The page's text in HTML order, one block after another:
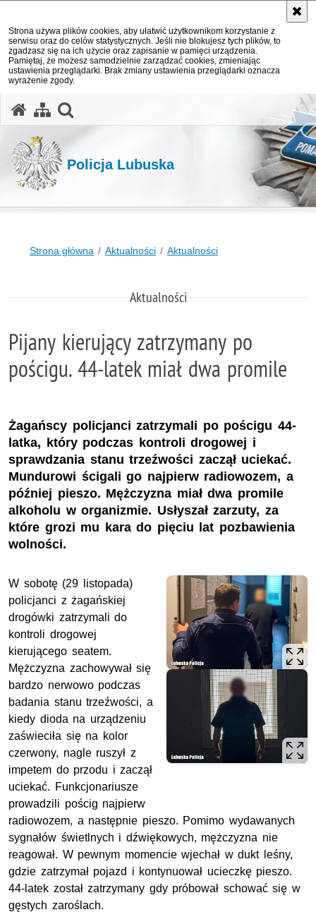
Strona używa plików cookies, aby ułatwić użytkownikom korzystanie z
serwisu oraz do celów statystycznych. Jeśli nie blokujesz tych plików, to
zgadzasz się na ich użycie oraz zapisanie w pamięci urządzenia.
Pamiętaj, że możesz samodzielnie zarządzać cookies, zmieniając
ustawienia przeglądarki. Brak zmiany ustawienia przeglądarki oznacza
wyrażenie zgody.
Policja Lubuska
Strona główna Aktualności Aktualności
Aktualności
Pijany kierujący zatrzymany po
pościgu. 44-latek miał dwa promile
Żagańscy policjanci zatrzymali po pościgu 44-
latka, który podczas kontroli drogowej i
sprawdzania stanu trzeźwości zaczął uciekać.
Mundurowi ścigali go najpierw radiowozem, a
później pieszo. Mężczyzna miał dwa promile
alkoholu w organizmie. Usłyszał zarzuty, za
które grozi mu kara do pięciu lat pozbawienia
wolności.
W sobotę (29 listopada)
policjanci z żagańskiej
drogówki zatrzymali do
kontroli drogowej
kierującego seatem.
Mężczyzna zachowywał się
bardzo nerwowo podczas
badania stanu trzeźwości, a
kiedy dioda na urządzeniu
zaświeciła się na kolor
czerwony, nagle ruszył z
impetem do przodu i zaczął
uciekać. Funkcjonariusze
prowadzili pościg najpierw
radiowozem, a następnie pieszo. Pomimo wydawanych
sygnałów świetlnych i dźwiękowych, mężczyzna nie
reagował. W pewnym momencie wjechał w dukt leśny,
gdzie zatrzymał pojazd i kontynuował ucieczkę pieszo.
44-latek został zatrzymany gdy próbował schować się w
gęstych zaroślach.